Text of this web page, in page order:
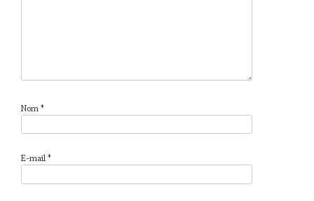
Nom *
E-mail *